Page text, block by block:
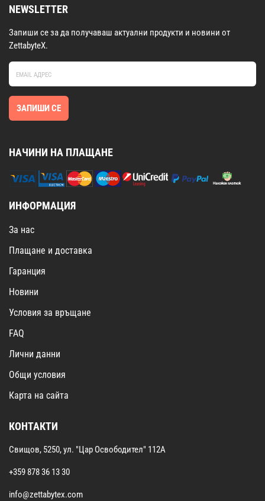
NEWSLETTER
Запиши се за да получаваш актуални продукти и новини от
ZettabyteX.
ЗАПИШИ СЕ
НАЧИНИ НА ПЛАЩАНЕ
ИНФОРМАЦИЯ
За нас
Плащане и доставка
Гаранция
Новини
Условия за връщане
FAQ
Лични данни
Общи условия
Карта на сайта
КОНТАКТИ
Свищов, 5250, ул. "Цар Освободител" 112А
+359 878 36 13 30
info@zettabytex.com